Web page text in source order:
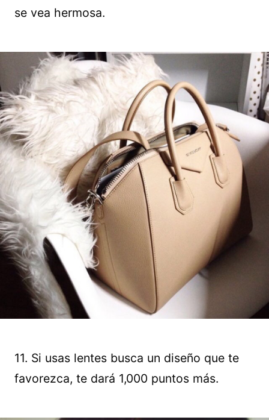
se vea hermosa.
11. Si usas lentes busca un diseño que te
favorezca, te dará 1,000 puntos más.